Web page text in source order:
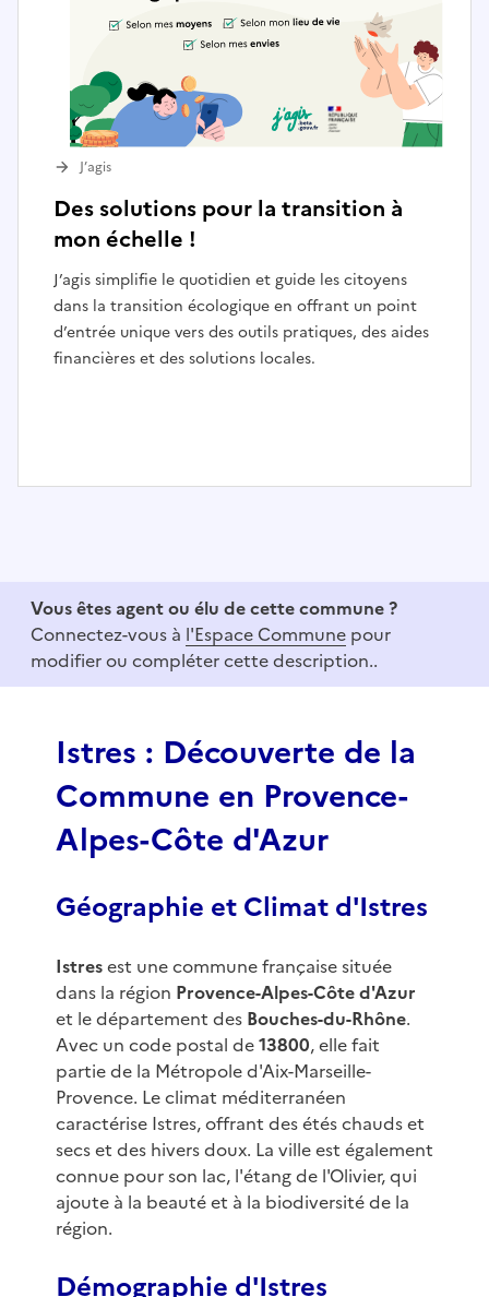
Des solutions pour la transition à
mon échelle !
J’agis simplifie le quotidien et guide les citoyens
dans la transition écologique en offrant un point
d’entrée unique vers des outils pratiques, des aides
financières et des solutions locales.
J’agis
3
Vous êtes agent ou élu de cette commune ?
Connectez-vous à l'Espace Commune pour
modifier ou compléter cette description..
Istres : Découverte de la
Commune en Provence-
Alpes-Côte d'Azur
Géographie et Climat d'Istres
Istresest une commune française située
dans la région Provence-Alpes-Côte d'Azur
et le département des Bouches-du-Rhône.
Avec un code postal de13800, elle fait
partie de la Métropole d'Aix-Marseille-
Provence. Le climat méditerranéen
caractérise Istres, offrant des étés chauds et
secs et des hivers doux. La ville est également
connue pour son lac, l'étang de l'Olivier, qui
ajoute à la beauté et à la biodiversité de la
région.
Démographie d'Istres